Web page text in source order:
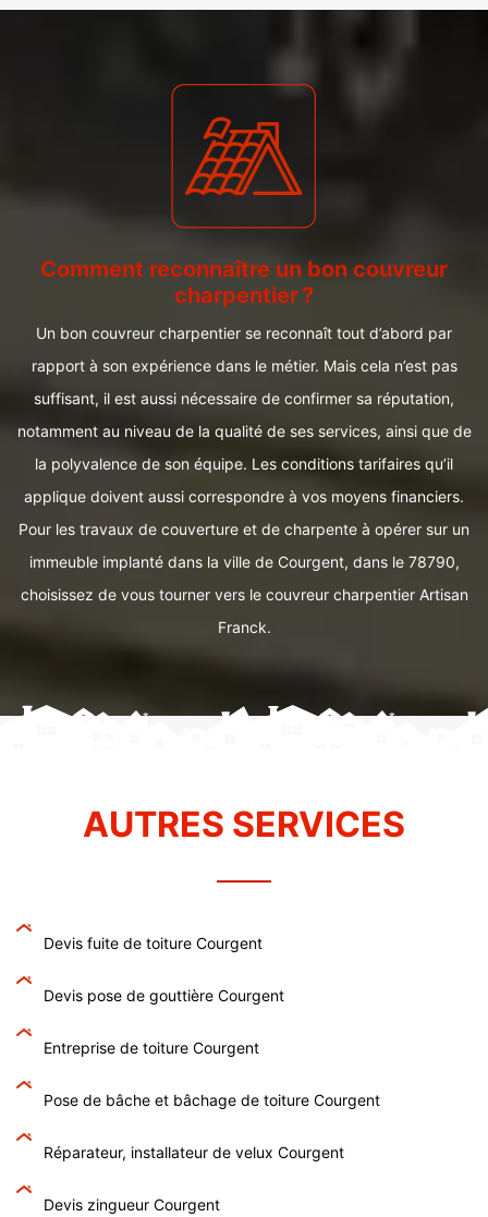
Comment reconnaître un bon couvreur
charpentier ?
Un bon couvreur charpentier se reconnaît tout d’abord par
rapport à son expérience dans le métier. Mais cela n’est pas
suffisant, il est aussi nécessaire de confirmer sa réputation,
notamment au niveau de la qualité de ses services, ainsi que de
la polyvalence de son équipe. Les conditions tarifaires qu’il
applique doivent aussi correspondre à vos moyens financiers.
Pour les travaux de couverture et de charpente à opérer sur un
immeuble implanté dans la ville de Courgent, dans le 78790,
choisissez de vous tourner vers le couvreur charpentier Artisan
Franck.
AUTRES SERVICES
Devis fuite de toiture Courgent
Devis pose de gouttière Courgent
Entreprise de toiture Courgent
Pose de bâche et bâchage de toiture Courgent
Réparateur, installateur de velux Courgent
Devis zingueur Courgent